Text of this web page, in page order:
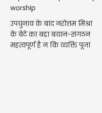
उपचुनाव के बाद नरोत्तम मिश्रा
के बेटे का बड़ा बयान-संगठन
महत्वपूर्ण है न कि व्यक्ति पूजा